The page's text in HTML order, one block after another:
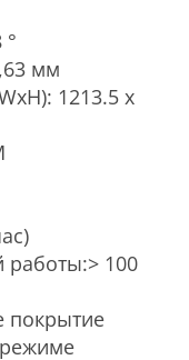
мм
1213.5 x
работы:> 100
покрытие